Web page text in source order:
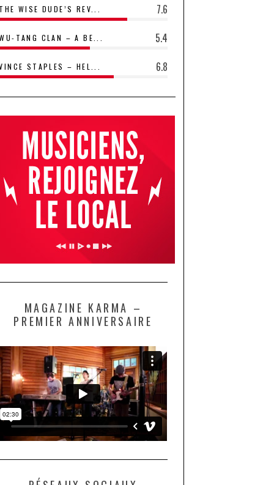
7.6
THE WISE DUDE’S REV...
5.4
TANG CLAN – A BE...
6.8
STAPLES – HEL...
MAGAZINE KARMA –
PREMIER ANNIVERSAIRE